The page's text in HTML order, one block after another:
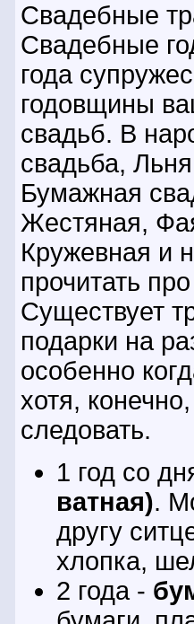
Свадебные
Свадебные
года
годовщины
свадьб. В
свадьба,
Бумажная
Жестяная,
Кружевная и
прочитать
Существует
подарки на
особенно
хотя,
следовать.
1 год со
ватная).
другу
хлопка,
2 года -